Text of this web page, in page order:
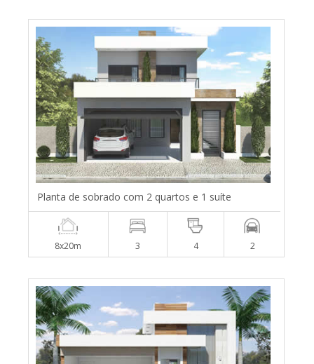
Planta de sobrado com 2 quartos e 1 suíte
8x20m 3 4 2